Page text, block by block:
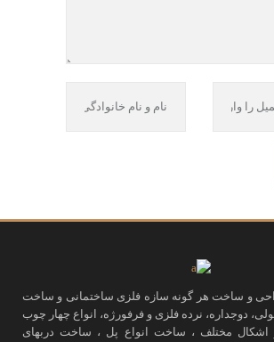
و ساخت هر گونه سازه فلزی ساختمانی و ساخت
دوجداره، نرده فلزی و فرفورژه، انواع چهار چوب
اشکال مختلف ، ساخت انواع پل ، ساخت دربهای